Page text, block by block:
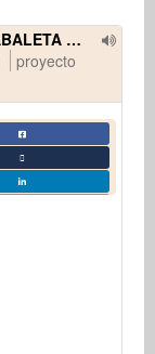
NMACORDES, NELSON ZABALETA CON MIGUEL TAPIAS
proyecto